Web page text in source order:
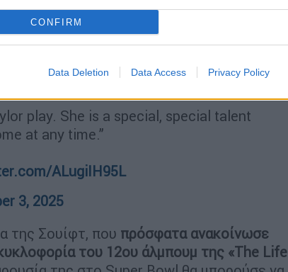
CONFIRM
Data Deletion Data Access Privacy Policy
γύρω από την πιθανή της
Swift is indefinitely invited to
play. She is a special, special talent
at any time.”
ALugiIH95L
3, 2025
της Σουίφτ, που πρόσφατα ανακοίνωσε
του 12ου άλμπουμ της «The Life